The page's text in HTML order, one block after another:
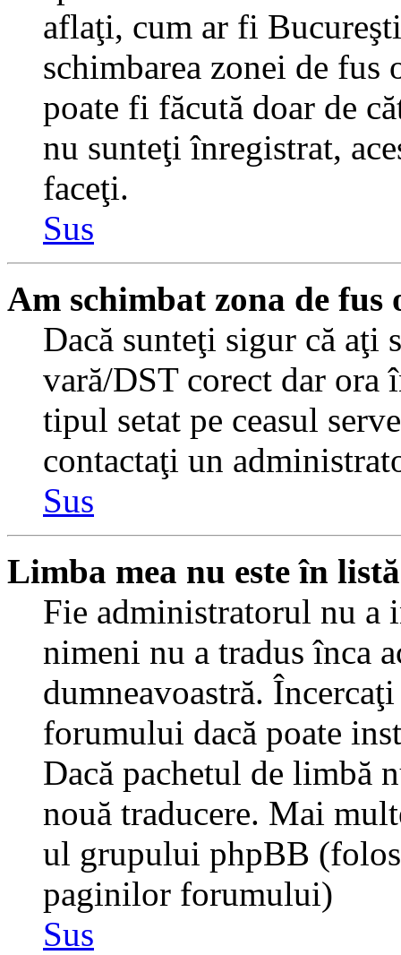
aflaţi, cum ar fi
schimbarea zonei de fus
poate fi făcută doar de
nu sunteţi înregistrat,
faceţi.
Sus
Am schimbat zona de
Dacă sunteţi sigur că aţi
vară/DST corect dar ora
tipul setat pe ceasul
contactaţi un
Sus
Limba mea nu este în
Fie administratorul nu a
nimeni nu a tradus înca
dumneavoastră.
forumului dacă poate
Dacă pachetul de limbă
nouă traducere. Mai
ul grupului phpBB
paginilor forumului)
Sus